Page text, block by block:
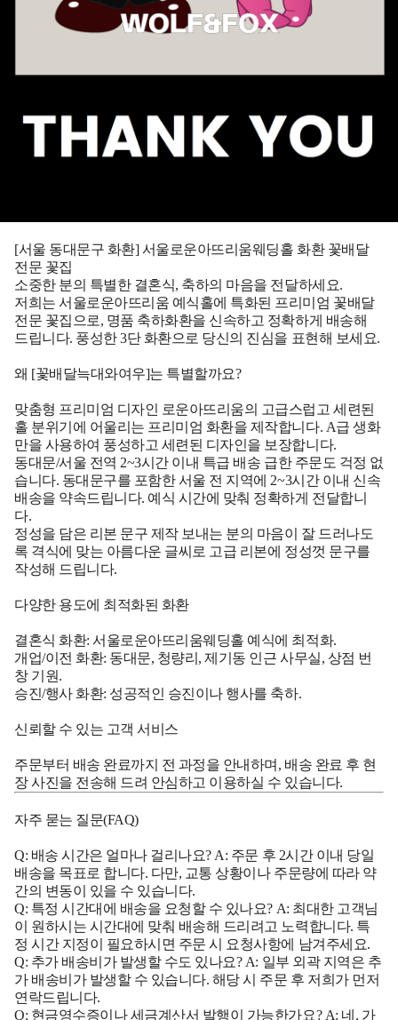
[서울 동대문구 화환] 서울로운아뜨리움웨딩홀 화환 꽃배달
전문 꽃집
소중한 분의 특별한 결혼식, 축하의 마음을 전달하세요.
저희는 서울로운아뜨리움 예식홀에 특화된 프리미엄 꽃배달
전문 꽃집으로, 명품 축하화환을 신속하고 정확하게 배송해
드립니다. 풍성한 3단 화환으로 당신의 진심을 표현해 보세요.
왜 [꽃배달늑대와여우]는 특별할까요?
맞춤형 프리미엄 디자인 로운아뜨리움의 고급스럽고 세련된
홀 분위기에 어울리는 프리미엄 화환을 제작합니다. A급 생화
만을 사용하여 풍성하고 세련된 디자인을 보장합니다.
동대문/서울 전역 2~3시간 이내 특급 배송 급한 주문도 걱정 없
습니다. 동대문구를 포함한 서울 전 지역에 2~3시간 이내 신속
배송을 약속드립니다. 예식 시간에 맞춰 정확하게 전달합니
다.
정성을 담은 리본 문구 제작 보내는 분의 마음이 잘 드러나도
록 격식에 맞는 아름다운 글씨로 고급 리본에 정성껏 문구를
작성해 드립니다.
다양한 용도에 최적화된 화환
결혼식 화환: 서울로운아뜨리움웨딩홀 예식에 최적화.
개업/이전 화환: 동대문, 청량리, 제기동 인근 사무실, 상점 번
창 기원.
승진/행사 화환: 성공적인 승진이나 행사를 축하.
신뢰할 수 있는 고객 서비스
주문부터 배송 완료까지 전 과정을 안내하며, 배송 완료 후 현
장 사진을 전송해 드려 안심하고 이용하실 수 있습니다.
자주 묻는 질문(FAQ)
Q: 배송 시간은 얼마나 걸리나요? A: 주문 후 2시간 이내 당일
배송을 목표로 합니다. 다만, 교통 상황이나 주문량에 따라 약
간의 변동이 있을 수 있습니다.
Q: 특정 시간대에 배송을 요청할 수 있나요? A: 최대한 고객님
이 원하시는 시간대에 맞춰 배송해 드리려고 노력합니다. 특
정 시간 지정이 필요하시면 주문 시 요청사항에 남겨주세요.
Q: 추가 배송비가 발생할 수도 있나요? A: 일부 외곽 지역은 추
가 배송비가 발생할 수 있습니다. 해당 시 주문 후 저희가 먼저
연락드립니다.
Q: 현금영수증이나 세금계산서 발행이 가능한가요? A: 네, 가